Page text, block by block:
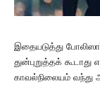
இதையடுத்து
துன்புறுத்தக்
காவல்நிலையம் வந்து